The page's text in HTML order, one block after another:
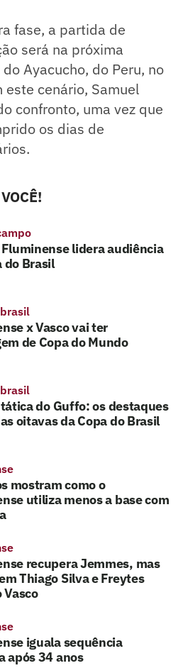
fase, a partida de
será na próxima
Ayacucho, do Peru, no
este cenário, Samuel
confronto, uma vez que
os dias de
Fluminense lidera audiência
do Brasil
x Vasco vai ter
de Copa do Mundo
do Guffo: os destaques
oitavas da Copa do Brasil
mostram como o
utiliza menos a base com
recupera Jemmes, mas
Thiago Silva e Freytes
Vasco
iguala sequência
após 34 anos